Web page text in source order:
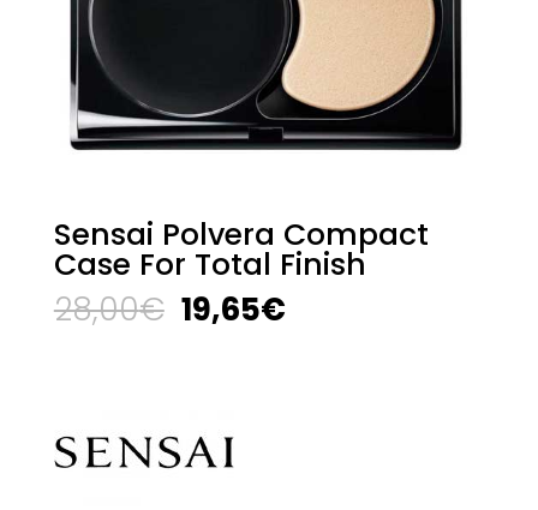
Sensai Polvera Compact
Case For Total Finish
28,00€ El
precio
19,65€El